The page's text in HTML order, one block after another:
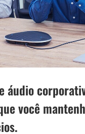
áudio
você